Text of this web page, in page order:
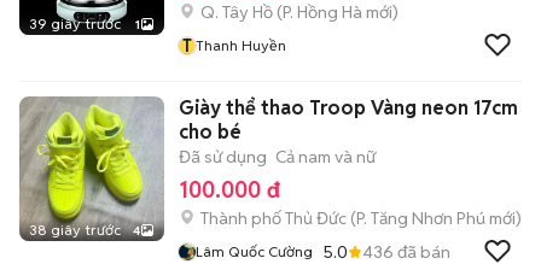
39 giây trước 1
Q. Tây Hồ (P. Hồng Hà mới)
T Thanh Huyền
38 giây trước 4
Giày thể thao Troop Vàng neon 17cm
cho bé
Đã sử dụng Cả nam và nữ
100.000 đ
Thành phố Thủ Đức (P. Tăng Nhơn Phú mới)
Lâm Quốc Cường 5.0 436 đã bán